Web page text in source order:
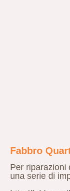
Fabbro
Per riparazioni
una serie di